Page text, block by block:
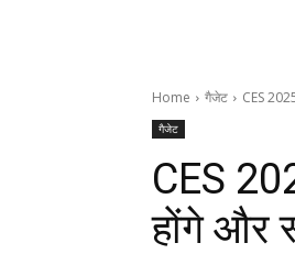
Home गैजेट CES
गैजेट
CES
होंगे और